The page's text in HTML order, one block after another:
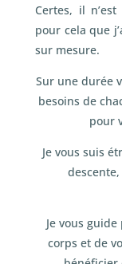
Certes, il
pour cela que
sur mesure.
Sur une durée
besoins de
pour
Je vous suis
Je vous
corps et de